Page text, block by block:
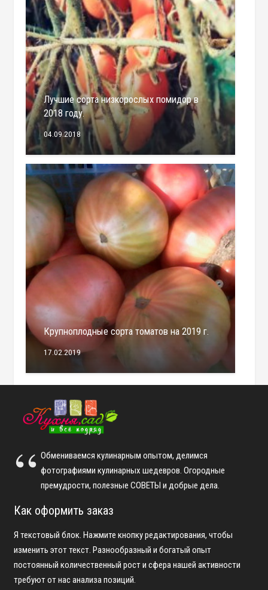
Лучшие сорта низкорослых помидор в
2018 году.
04.09.2018
Крупноплодные сорта томатов на 2019 г.
17.02.2019
Обмениваемся кулинарным опытом, делимся
фотографиями кулинарных шедевров. Огородные
премудрости, полезные СОВЕТЫ и добрые дела.
Как оформить заказ
Я текстовый блок. Нажмите кнопку редактирования, чтобы
изменить этот текст. Разнообразный и богатый опыт
постоянный количественный рост и сфера нашей активности
требуют от нас анализа позиций.